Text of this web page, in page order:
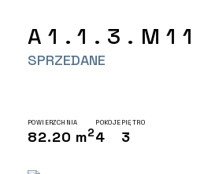
A1.1.3.M11
SPRZEDANE
POWIERZCHNIA
82.20 m2
POKOJE
4
PIĘTRO
3